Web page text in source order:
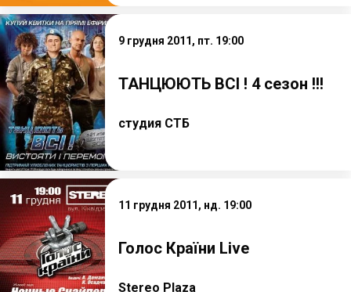
9 грудня 2011, пт. 19:00
ТАНЦЮЮТЬ ВСІ ! 4 сезон !!!
студия СТБ
11 грудня 2011, нд. 19:00
Голос Країни Live
Stereo Plaza